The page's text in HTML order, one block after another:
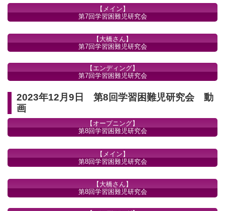
【メイン】
第7回学習困難児研究会
【大橋さん】
第7回学習困難児研究会
【エンディング】
第7回学習困難児研究会
2023年12月9日 第8回学習困難児研究会 動
画
【オープニング】
第8回学習困難児研究会
【メイン】
第8回学習困難児研究会
【大橋さん】
第8回学習困難児研究会